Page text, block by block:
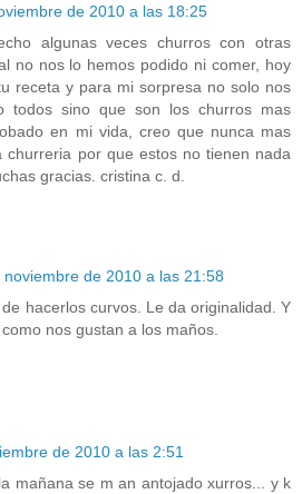
de 2010 a las 18:25
algunas veces churros con otras
no nos lo hemos podido ni comer, hoy
receta y para mi sorpresa no solo nos
todos sino que son los churros mas
en mi vida, creo que nunca mas
churreria por que estos no tienen nada
gracias. cristina c. d.
noviembre de 2010 a las 21:58
hacerlos curvos. Le da originalidad. Y
nos gustan a los maños.
de 2010 a las 2:51
mañana se m an antojado xurros... y k